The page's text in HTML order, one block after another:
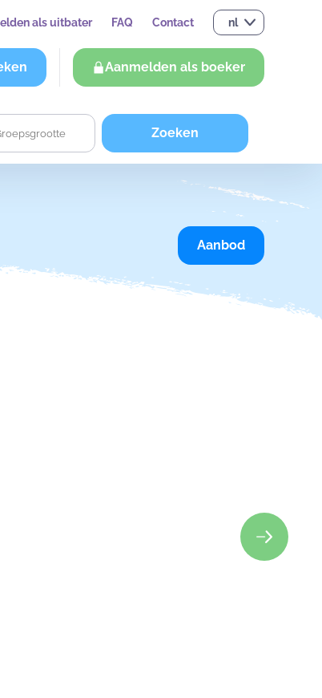
als uitbater FAQ Contact nl
Aanmelden als boeker
Zoeken
Aanbod